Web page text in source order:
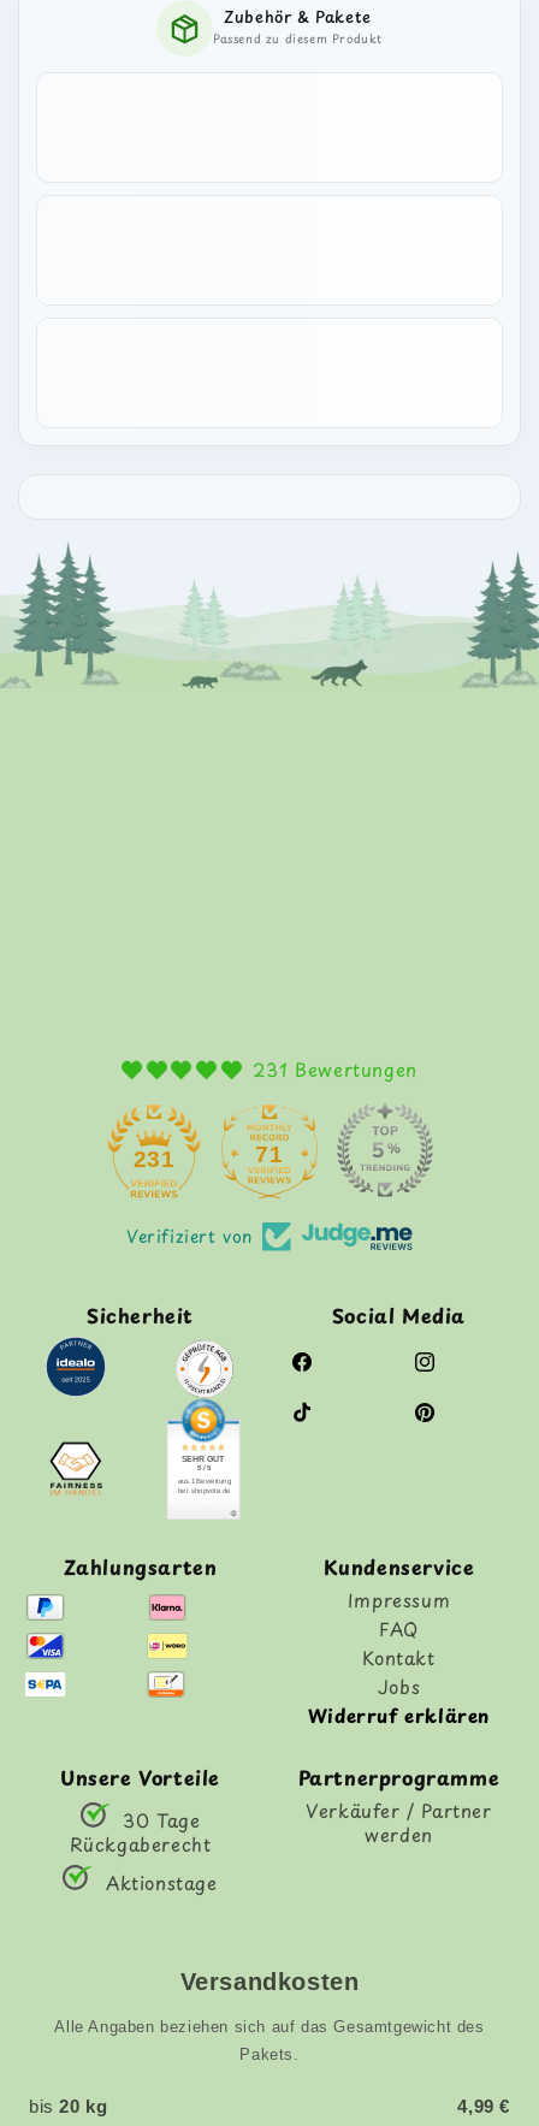
WasserZubehör & Pakete
Passend zu diesem Produkt
231 Bewertungen
231 71
Verifiziert von
Sicherheit
SEHR GUT
5 / 5
aus 1 Bewertung
bei: shopvote.de
Social Media
Facebook
Instagram
TikTok
Pinterest
Zahlungsarten Kundenservice
Impressum
FAQ
Kontakt
Jobs
Widerruf erklären
Unsere Vorteile
30 Tage
Rückgaberecht
Aktionstage
Partnerprogramme
Verkäufer / Partner
werden
Versandkosten
Alle Angaben beziehen sich auf das Gesamtgewicht des
Pakets.
bis20 kg 4,99 €